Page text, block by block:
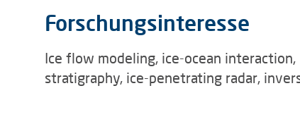
Forschungsinteresse
Ice flow modeling, ice-ocean interaction,
stratigraphy, ice-penetrating radar,